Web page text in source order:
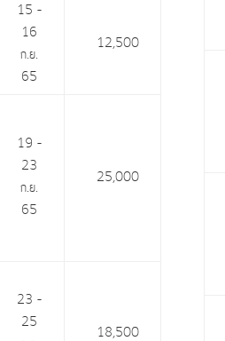
15 –
16
ก.ย.
65
12,500
19 –
23
ก.ย.
65
25,000
23 –
25
18,500